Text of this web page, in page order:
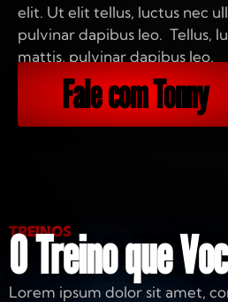
elit. Ut elit tellus, luctus nec
pulvinar dapibus leo. Tellus,
mattis, pulvinar dapibus leo.
Fale com Tonny
TREINOS
O Treino que
Lorem ipsum dolor sit amet,